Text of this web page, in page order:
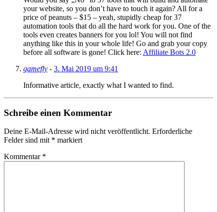
your website, so you don’t have to touch it again? All for a
price of peanuts – $15 – yeah, stupidly cheap for 37
automation tools that do all the hard work for you. One of the
tools even creates banners for you lol! You will not find
anything like this in your whole life! Go and grab your copy
before all software is gone! Click here: Affiliate Bots 2.0
gamefly - 3. Mai 2019 um 9:41
Informative article, exactly what I wanted to find.
Schreibe einen Kommentar
Deine E-Mail-Adresse wird nicht veröffentlicht. Erforderliche
Felder sind mit * markiert
Kommentar *